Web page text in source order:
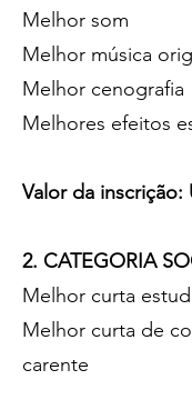
Melhor som
Melhor música
Melhor cenografia
Melhores efeitos
Valor da inscrição:
2. CATEGORIA
Melhor curta
Melhor curta de
carente